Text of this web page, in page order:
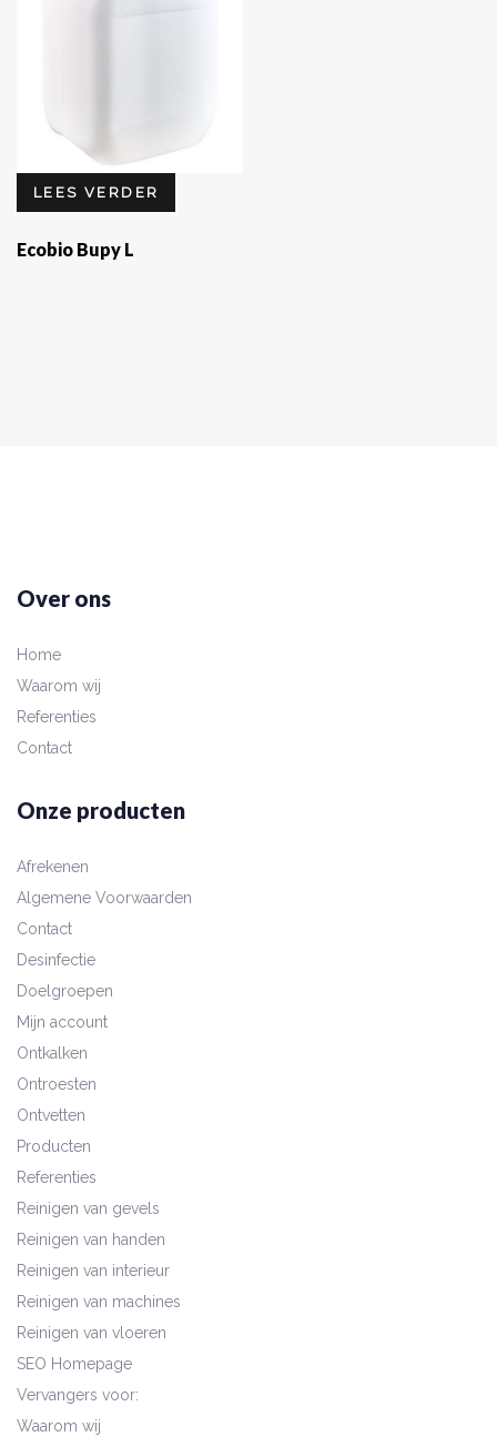
LEES VERDER
Ecobio Bupy L
Over ons
Home
Waarom wij
Referenties
Contact
Onze producten
Afrekenen
Algemene Voorwaarden
Contact
Desinfectie
Doelgroepen
Mijn account
Ontkalken
Ontroesten
Ontvetten
Producten
Referenties
Reinigen van gevels
Reinigen van handen
Reinigen van interieur
Reinigen van machines
Reinigen van vloeren
SEO Homepage
Vervangers voor:
Waarom wij